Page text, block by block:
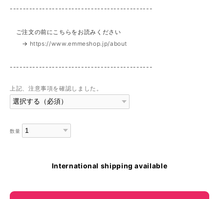
--------------------------------------------
ご注文の前にこちらをお読みください
→ https://www.emmeshop.jp/about
--------------------------------------------
上記、注意事項を確認しました。
数量
International shipping available